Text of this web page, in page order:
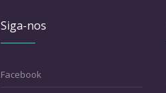
Siga-nos
Facebook